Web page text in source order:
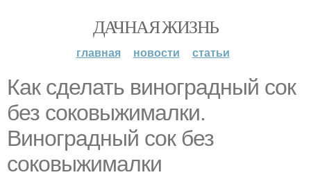
ДАЧНАЯ ЖИЗНЬ
главная новости статьи
Как сделать виноградный сок
без соковыжималки.
Виноградный сок без
соковыжималки